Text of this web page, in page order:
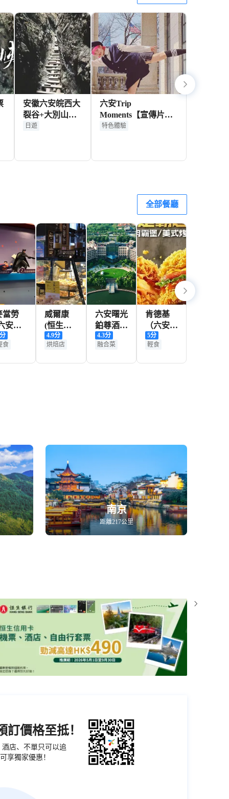
安徽六安皖西大
裂谷+大別山風
情谷一日遊中英
日遊
六安Trip
Moments【宣傳片微
電影紀錄片/商業攝影
特色體驗
全部餐廳
當勞
安梅
店)
分
食
威爾康
(恒生陽
光城店)
4.9分
烘焙店
六安曙光
鉑尊酒店
·柏翠中
餐廳
4.3分
融合菜
肯德基
（六安皖
西店）
5分
輕食
南京
距離217公里
價格至抵！
店、不單只可以追
享獨家優惠！